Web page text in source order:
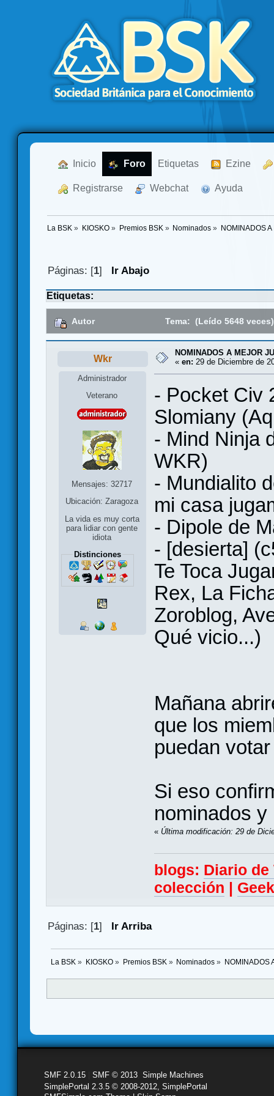
Inicio Foro Etiquetas Ezine
Registrarse Webchat Ayuda
La BSK » KIOSKO» Premios BSK » Nominados » NOMINADOS A
Páginas: [1] Ir Abajo
Etiquetas:
Autor Tema: (Leído 5648 veces)
Wkr
Administrador
Veterano
Mensajes: 32717
Ubicación: Zaragoza
La vida es muy corta
para lidiar con gente
idiota
Distinciones
NOMINADOS A MEJOR
« en: 29 de Diciembre de
- Pocket Civ
Slomiany
- Mind Ninja
WKR)
- Mundialito
mi casa
- Dipole de
- [desierta]
Te Toca
Rex, La
Zoroblog,
Qué vicio...)
Mañana
que los
puedan
Si eso
nominados
« Última modificación: 29 de
blogs: Diario
colección |
Páginas: [1] Ir Arriba
La BSK » KIOSKO» Premios BSK » Nominados » NOMINADOS
SMF 2.0.15 SMF © 2013 Simple Machines
SimplePortal 2.3.5 © 2008-2012, SimplePortal